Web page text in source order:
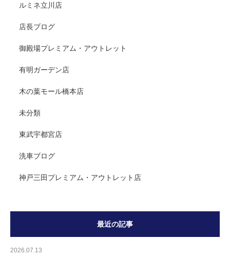
ルミネ立川店
店長ブログ
御殿場プレミアム・アウトレット
有明ガーデン店
木の葉モール橋本店
未分類
東武宇都宮店
洗車ブログ
神戸三田プレミアム・アウトレット店
最近の記事
2026.07.13